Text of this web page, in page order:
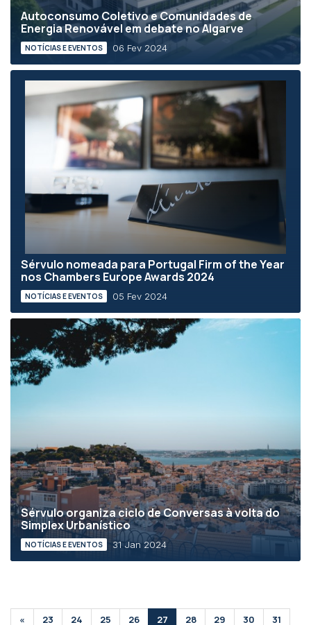
Autoconsumo Coletivo e Comunidades de
Energia Renovável em debate no Algarve
NOTÍCIAS E EVENTOS 06 Fev 2024
Sérvulo nomeada para Portugal Firm of the Year
nos Chambers Europe Awards 2024
NOTÍCIAS E EVENTOS 05 Fev 2024
Sérvulo organiza ciclo de Conversas à volta do
Simplex Urbanístico
NOTÍCIAS E EVENTOS 31 Jan 2024
« 23 24 25 26 27 28 29 30
31